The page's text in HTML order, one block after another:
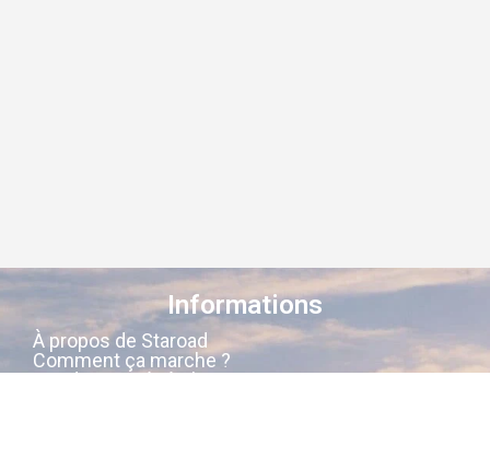
Informations
À propos de Staroad
Comment ça marche ?
Conditions générales